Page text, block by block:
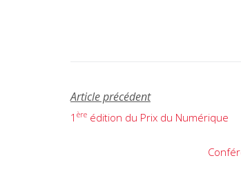
Navigation
Article précédent
1 ère édition du Prix du Numérique